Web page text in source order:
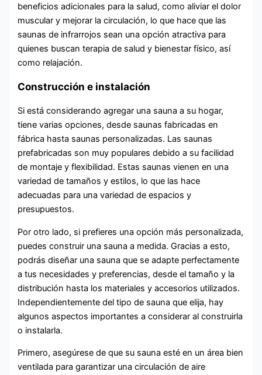
beneficios adicionales para la salud, como aliviar el dolor
muscular y mejorar la circulación, lo que hace que las
saunas de infrarrojos sean una opción atractiva para
quienes buscan terapia de salud y bienestar físico, así
como relajación.
Construcción e instalación
Si está considerando agregar una sauna a su hogar,
tiene varias opciones, desde saunas fabricadas en
fábrica hasta saunas personalizadas. Las saunas
prefabricadas son muy populares debido a su facilidad
de montaje y flexibilidad. Estas saunas vienen en una
variedad de tamaños y estilos, lo que las hace
adecuadas para una variedad de espacios y
presupuestos.
Por otro lado, si prefieres una opción más personalizada,
puedes construir una sauna a medida. Gracias a esto,
podrás diseñar una sauna que se adapte perfectamente
a tus necesidades y preferencias, desde el tamaño y la
distribución hasta los materiales y accesorios utilizados.
Independientemente del tipo de sauna que elija, hay
algunos aspectos importantes a considerar al construirla
o instalarla.
Primero, asegúrese de que su sauna esté en un área bien
ventilada para garantizar una circulación de aire